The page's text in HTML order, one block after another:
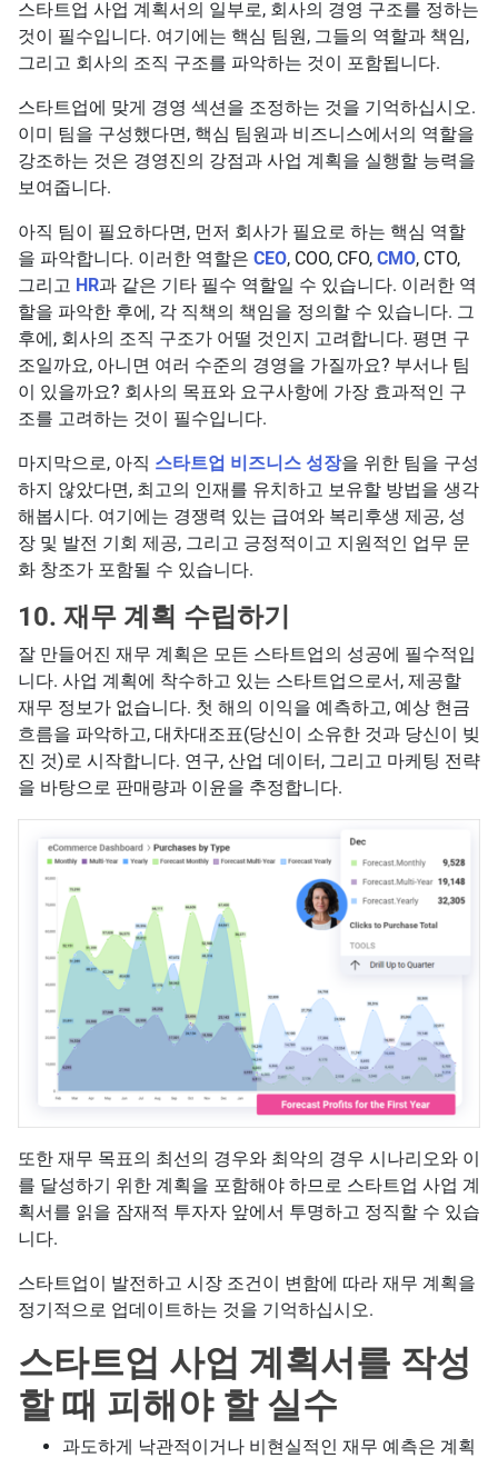
스타트업 사업 계획서의 일부로, 회사의 경영 구조를 정하는
것이 필수입니다. 여기에는 핵심 팀원, 그들의 역할과 책임,
그리고 회사의 조직 구조를 파악하는 것이 포함됩니다.
스타트업에 맞게 경영 섹션을 조정하는 것을 기억하십시오.
이미 팀을 구성했다면, 핵심 팀원과 비즈니스에서의 역할을
강조하는 것은 경영진의 강점과 사업 계획을 실행할 능력을
보여줍니다.
아직 팀이 필요하다면, 먼저 회사가 필요로 하는 핵심 역할
을 파악합니다. 이러한 역할은 CEO, COO, CFO, CMO, CTO,
그리고 HR과 같은 기타 필수 역할일 수 있습니다. 이러한 역
할을 파악한 후에, 각 직책의 책임을 정의할 수 있습니다. 그
후에, 회사의 조직 구조가 어떨 것인지 고려합니다. 평면 구
조일까요, 아니면 여러 수준의 경영을 가질까요? 부서나 팀
이 있을까요? 회사의 목표와 요구사항에 가장 효과적인 구
조를 고려하는 것이 필수입니다.
마지막으로, 아직 스타트업 비즈니스 성장을 위한 팀을 구성
하지 않았다면, 최고의 인재를 유치하고 보유할 방법을 생각
해봅시다. 여기에는 경쟁력 있는 급여와 복리후생 제공, 성
장 및 발전 기회 제공, 그리고 긍정적이고 지원적인 업무 문
화 창조가 포함될 수 있습니다.
10. 재무 계획 수립하기
잘 만들어진 재무 계획은 모든 스타트업의 성공에 필수적입
니다. 사업 계획에 착수하고 있는 스타트업으로서, 제공할
재무 정보가 없습니다. 첫 해의 이익을 예측하고, 예상 현금
흐름을 파악하고, 대차대조표(당신이 소유한 것과 당신이 빚
진 것)로 시작합니다. 연구, 산업 데이터, 그리고 마케팅 전략
을 바탕으로 판매량과 이윤을 추정합니다.
또한 재무 목표의 최선의 경우와 최악의 경우 시나리오와 이
를 달성하기 위한 계획을 포함해야 하므로 스타트업 사업 계
획서를 읽을 잠재적 투자자 앞에서 투명하고 정직할 수 있습
니다.
스타트업이 발전하고 시장 조건이 변함에 따라 재무 계획을
정기적으로 업데이트하는 것을 기억하십시오.
스타트업 사업 계획서를 작성
할 때 피해야 할 실수
과도하게 낙관적이거나 비현실적인 재무 예측은 계획